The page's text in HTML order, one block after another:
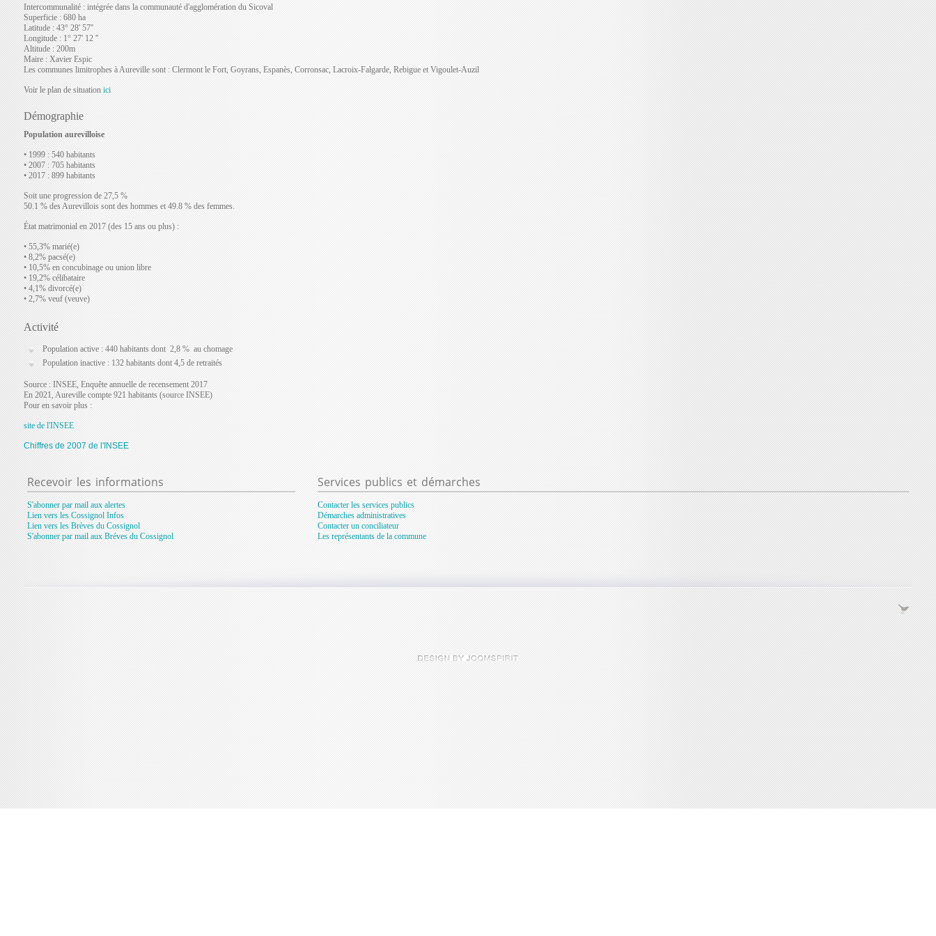
Intercommunalité : intégrée dans la communauté d'agglomération du Sicoval
Superficie : 680 ha
Latitude : 43° 28' 57''
Longitude : 1° 27' 12 ''
Altitude : 200m
Maire : Xavier Espic
Les communes limitrophes à Aureville sont : Clermont le Fort, Goyrans, Espanès, Corronsac, Lacroix-Falgarde, Rebigue et Vigoulet-Auzil
Voir le plan de situation ici
Démographie
Population aurevilloise
• 1999 : 540 habitants
• 2007 : 705 habitants
• 2017 : 899 habitants
Soit une progression de 27,5 %
50.1 % des Aurevillois sont des hommes et 49.8 % des femmes.
État matrimonial en 2017 (des 15 ans ou plus) :
• 55,3% marié(e)
• 8,2% pacsé(e)
• 10,5% en concubinage ou union libre
• 19,2% célibataire
• 4,1% divorcé(e)
• 2,7% veuf (veuve)
Activité
Population active : 440 habitants dont 2,8 % au chomage
Population inactive : 132 habitants dont 4,5 de retraités
Source : INSEE, Enquête annuelle de recensement 2017
En 2021, Aureville compte 921 habitants (source INSEE)
Pour en savoir plus :
site de l'INSEE
Chiffres de 2007 de l'INSEE
Recevoirles informations
S'abonner par mail aux alertes
Lien vers les Cossignol Infos
Lien vers les Brèves du Cossignol
S'abonner par mail aux Bréves du Cossignol
Services publics et démarches
Contacter les services publics
Démarches administratives
Contacter un conciliateur
Les représentants de la commune